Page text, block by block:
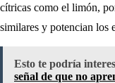
cítricas como el limón,
similares y potencian los
Esto te podría
señal de que no